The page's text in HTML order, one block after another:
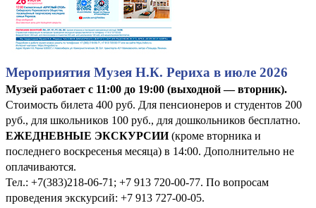
Мероприятия Музея Н.К. Рериха в июле 2026
Музей работает с 11:00 до 19:00 (выходной — вторник).
Стоимость билета 400 руб. Для пенсионеров и студентов 200
руб., для школьников 100 руб., для дошкольников бесплатно.
ЕЖЕДНЕВНЫЕ ЭКСКУРСИИ(кроме вторника и
последнего воскресенья месяца) в 14:00. Дополнительно не
оплачиваются.
Тел.: +7(383)218-06-71; +7 913 720-00-77. По вопросам
проведения экскурсий: +7 913 727-00-05.